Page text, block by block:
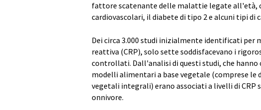
fattore scatenante delle malattie legate all'età,
cardiovascolari, il diabete di tipo 2 e alcuni tipi di
Dei circa 3.000 studi inizialmente identificati per
reattiva (CRP), solo sette soddisfacevano i
controllati. Dall'analisi di questi studi, che
modelli alimentari a base vegetale (comprese le
vegetali integrali) erano associati a livelli di
onnivore.